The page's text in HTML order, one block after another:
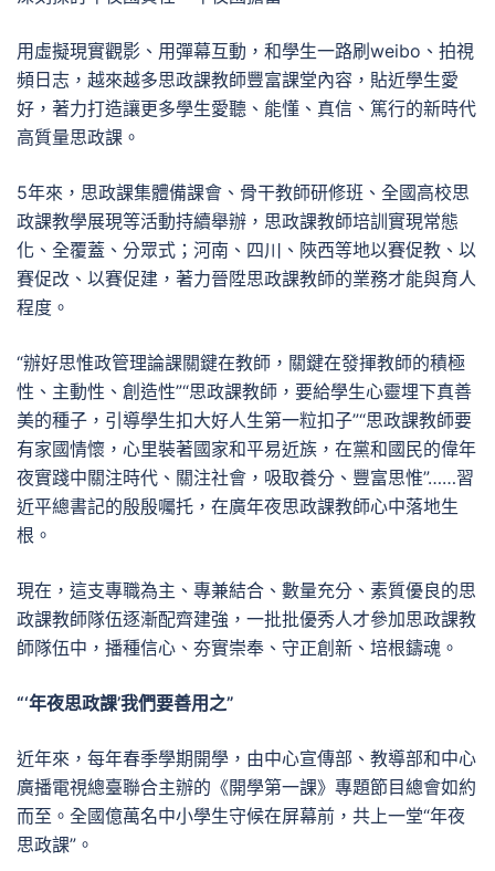
用虛擬現實觀影、用彈幕互動，和學生一路刷weibo、拍視
頻日志，越來越多思政課教師豐富課堂內容，貼近學生愛
好，著力打造讓更多學生愛聽、能懂、真信、篤行的新時代
高質量思政課。
5年來，思政課集體備課會、骨干教師研修班、全國高校思
政課教學展現等活動持續舉辦，思政課教師培訓實現常態
化、全覆蓋、分眾式；河南、四川、陜西等地以賽促教、以
賽促改、以賽促建，著力晉陞思政課教師的業務才能與育人
程度。
“辦好思惟政管理論課關鍵在教師，關鍵在發揮教師的積極
性、主動性、創造性”“思政課教師，要給學生心靈埋下真善
美的種子，引導學生扣大好人生第一粒扣子”“思政課教師要
有家國情懷，心里裝著國家和平易近族，在黨和國民的偉年
夜實踐中關注時代、關注社會，吸取養分、豐富思惟”……習
近平總書記的殷殷囑托，在廣年夜思政課教師心中落地生
根。
現在，這支專職為主、專兼結合、數量充分、素質優良的思
政課教師隊伍逐漸配齊建強，一批批優秀人才參加思政課教
師隊伍中，播種信心、夯實崇奉、守正創新、培根鑄魂。
“‘年夜思政課’我們要善用之”
近年來，每年春季學期開學，由中心宣傳部、教導部和中心
廣播電視總臺聯合主辦的《開學第一課》專題節目總會如約
而至。全國億萬名中小學生守候在屏幕前，共上一堂“年夜
思政課”。